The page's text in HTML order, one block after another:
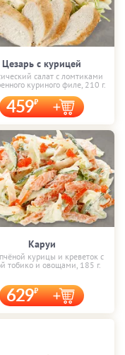
Цезарь с курицей
салат с ломтиками
куриного филе, 210 г.
459
Каруи
курицы и креветок с
тобико и овощами, 185 г.
629